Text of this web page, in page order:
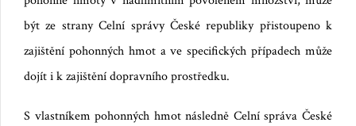
být ze strany Celní správy České republiky přistoupeno k
zajištění pohonných hmot a ve specifických případech může
dojít i k zajištění dopravního prostředku.
S vlastníkem pohonných hmot následně Celní správa České